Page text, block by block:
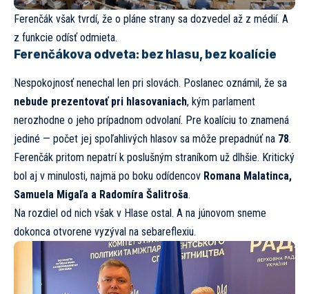
Ferenčák však tvrdí, že o pláne strany sa dozvedel až z médií. A
z funkcie odísť odmieta.
Ferenčákova odveta: bez hlasu, bez koalície
Nespokojnosť nenechal len pri slovách. Poslanec oznámil, že sa
nebude prezentovať pri hlasovaniach, kým parlament
nerozhodne o jeho prípadnom odvolaní. Pre koalíciu to znamená
jediné — počet jej spoľahlivých hlasov sa môže prepadnúť na 78.
Ferenčák pritom nepatrí k poslušným straníkom už dlhšie. Kritický
bol aj v minulosti, najmä po boku odídencov Romana Malatinca,
Samuela Migaľa a Radomíra Šalitroša.
Na rozdiel od nich však v Hlase ostal. A na júnovom sneme
dokonca otvorene vyzýval na sebareflexiu.